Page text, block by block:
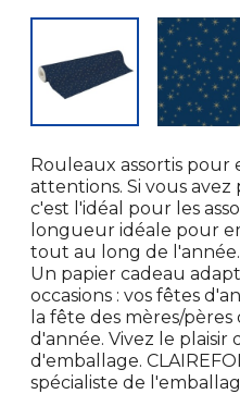
Rouleaux assortis pour
attentions. Si vous
c'est l'idéal pour les
longueur idéale pour
tout au long de l'année.
Un papier cadeau
occasions : vos fêtes
la fête des mères/
d'année. Vivez le
d'emballage.
spécialiste de